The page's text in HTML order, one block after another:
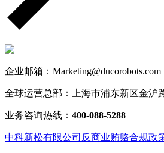
企业邮箱：Marketing@ducorobots.com
全球运营总部：上海市浦东新区金沪
业务咨询热线： 400-088-5288
中科新松有限公司反商业贿赂合规政